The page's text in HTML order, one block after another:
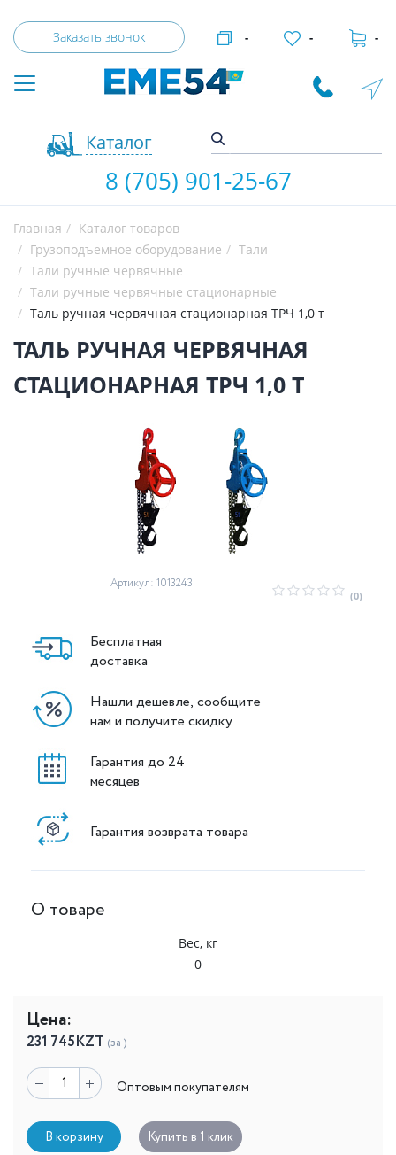
Заказать звонок
Каталог
- - -
8 (705) 901-25-67
Главная
Каталог товаров
Грузоподъемное оборудование
Тали
Тали ручные червячные
Тали ручные червячные стационарные
Таль ручная червячная стационарная ТРЧ 1,0 т
ТАЛЬ РУЧНАЯ ЧЕРВЯЧНАЯ
СТАЦИОНАРНАЯ ТРЧ 1,0 Т
Артикул: 1013243
(0)
Бесплатная
доставка
Нашли дешевле, сообщите
нам и получите скидку
Гарантия до 24
месяцев
Гарантия возврата товара
О товаре
Вес, кг
0
Цена:
231 745KZT (за )
Оптовым покупателям
В корзину Купить в 1 клик